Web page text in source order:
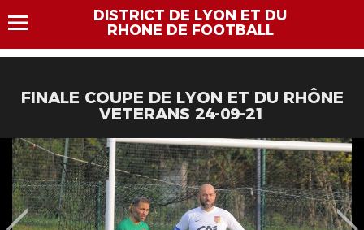
DISTRICT DE LYON ET DU
RHONE DE FOOTBALL
FINALE COUPE DE LYON ET DU RHÔNE
VETERANS 24-09-21